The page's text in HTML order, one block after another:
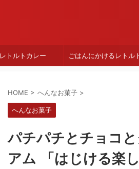
レトルトカレー ごはんにかけるレトル
HOME > へんなお菓子 >
へんなお菓子
パチパチとチョコ
アム 「はじける楽